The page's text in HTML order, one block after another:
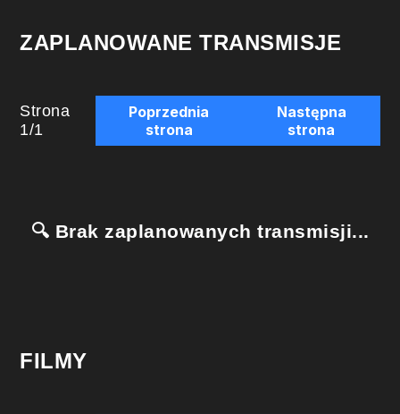
ZAPLANOWANE TRANSMISJE
Strona
1/1
Poprzednia
strona
Następna
strona
🔍 Brak zaplanowanych transmisji...
FILMY